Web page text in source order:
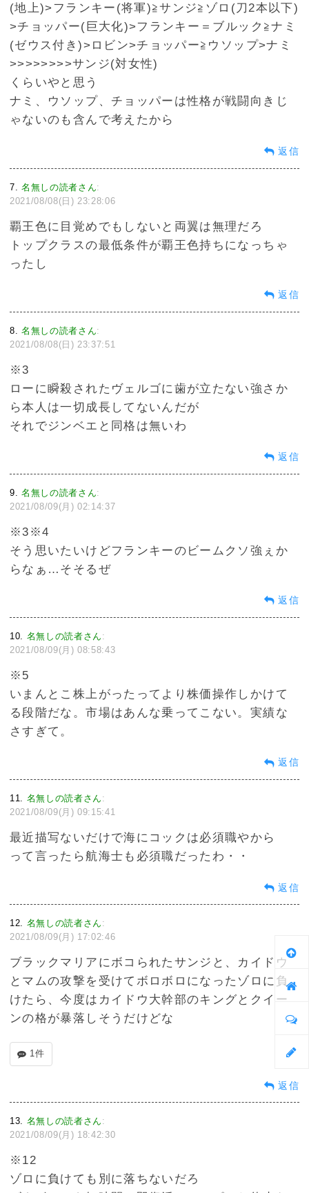
(地上)>フランキー(将軍)≧サンジ≧ゾロ(刀2本以下)
>チョッパー(巨大化)>フランキー＝ブルック≧ナミ
(ゼウス付き)>ロビン>チョッパー≧ウソップ>ナミ
>>>>>>>>サンジ(対女性)
くらいやと思う
ナミ、ウソップ、チョッパーは性格が戦闘向きじ
ゃないのも含んで考えたから
返信
7 名無しの読者さん:
2021/08/08(日) 23:28:06
覇王色に目覚めでもしないと両翼は無理だろ
トップクラスの最低条件が覇王色持ちになっちゃ
ったし
返信
8 名無しの読者さん:
2021/08/08(日) 23:37:51
※3
ローに瞬殺されたヴェルゴに歯が立たない強さか
ら本人は一切成長してないんだが
それでジンベエと同格は無いわ
返信
9 名無しの読者さん:
2021/08/09(月) 02:14:37
※3※4
そう思いたいけどフランキーのビームクソ強ぇか
らなぁ…そそるぜ
返信
10 名無しの読者さん :
2021/08/09(月) 08:58:43
※5
いまんとこ株上がったってより株価操作しかけて
る段階だな。市場はあんな乗ってこない。実績な
さすぎて。
返信
11 名無しの読者さん :
2021/08/09(月) 09:15:41
最近描写ないだけで海にコックは必須職やから
って言ったら航海士も必須職だったわ・・
返信
12 名無しの読者さん :
2021/08/09(月) 17:02:46
ブラックマリアにボコられたサンジと、カイドウ
とマムの攻撃を受けてボロボロになったゾロに負
けたら、今度はカイドウ大幹部のキングとクイー
ンの格が暴落しそうだけどな
1件
返信
13 名無しの読者さん :
2021/08/09(月) 18:42:30
※12
ゾロに負けても別に落ちないだろ